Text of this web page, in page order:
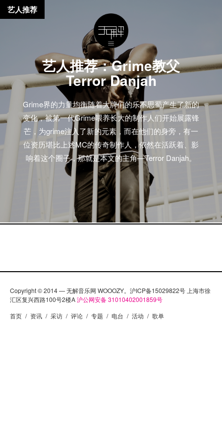
艺人推荐：Grime教父
Terror Danjah
Grime界的力量均衡随着大牌们的乐不思蜀产生了新的
变化，被第一代Grime喂养长大的制作人们开始展露锋
芒，为grime注入了新的元素，而在他们的身旁，有一
位资历堪比上述MC的传奇制作人，依然在活跃着、影
响着这个圈子，那就是本文的主角—Terror Danjah。
艺人推荐
Copyright © 2014 — 无解音乐网 WOOOZY。沪ICP备15029822号 上海市徐
汇区复兴西路100号2楼A沪公网安备 31010402001859号
首页 / 资讯 / 采访 / 评论 / 专题 / 电台 / 活动 / 歌单